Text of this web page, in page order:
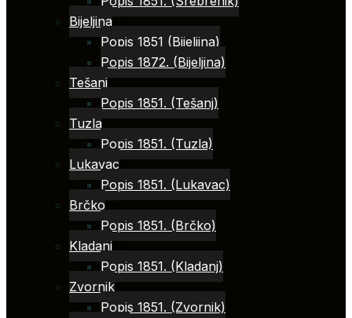
Bijeljina
Popis 1851 (Bijeljina)
Popis 1872. (Bijeljina)
Tešanj
Popis 1851. (Tešanj)
Tuzla
Popis 1851. (Tuzla)
Lukavac
Popis 1851. (Lukavac)
Brčko
Popis 1851. (Brčko)
Kladanj
Popis 1851. (Kladanj)
Zvornik
Popis 1851. (Zvornik)